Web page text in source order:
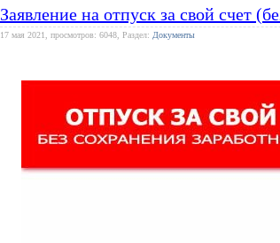
Заявление на отпуск за свой счет
17 мая 2021, просмотров: 6048, Раздел: Документы